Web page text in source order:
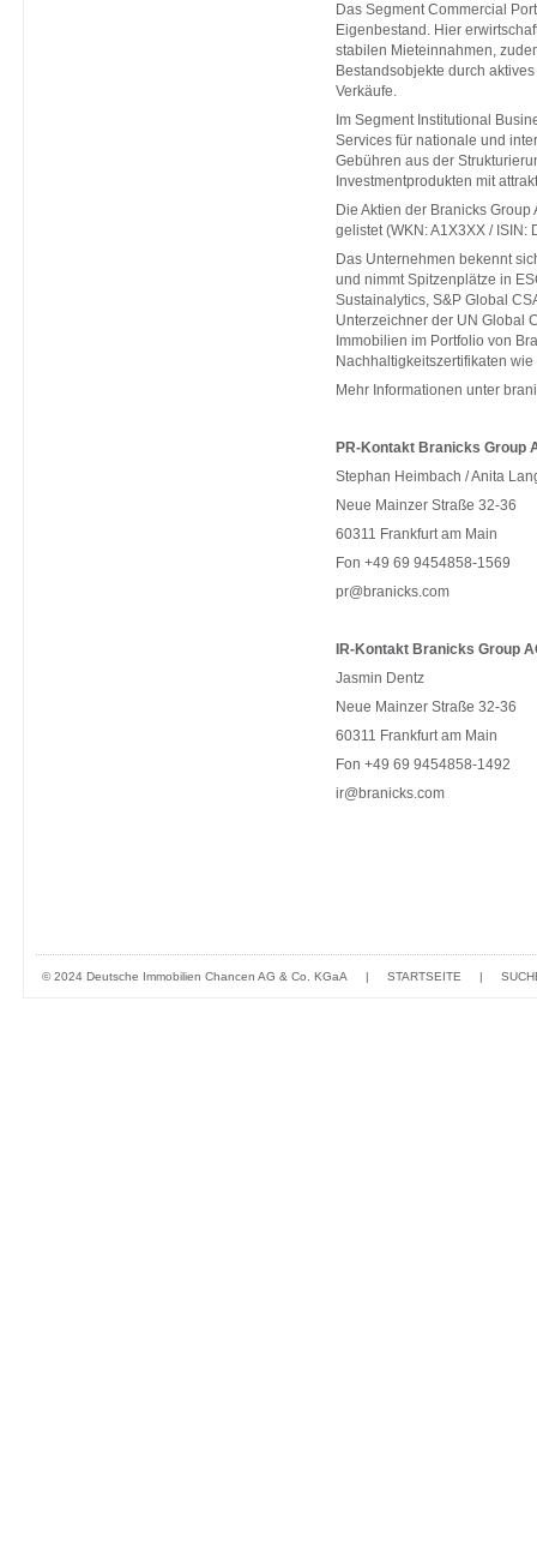
Das Segment Commercial
Eigenbestand. Hier
stabilen Mieteinnahmen,
Bestandsobjekte durch
Verkäufe.
Im Segment Institutional
Services für nationale und
Gebühren aus der
Investmentprodukten mit
Die Aktien der Branicks
gelistet (WKN: A1X3XX / ISIN:
Das Unternehmen bekennt
und nimmt Spitzenplätze in
Sustainalytics, S&P Global
Unterzeichner der UN Global
Immobilien im Portfolio von
Nachhaltigkeitszertifikaten
Mehr Informationen unter
PR-Kontakt Branicks Group
Stephan Heimbach / Anita
Neue Mainzer Straße 32-36
60311 Frankfurt am Main
Fon +49 69 9454858-1569
pr@branicks.com
IR-Kontakt Branicks Group
Jasmin Dentz
Neue Mainzer Straße 32-36
60311 Frankfurt am Main
Fon +49 69 9454858-1492
ir@branicks.com
© 2024 Deutsche Immobilien Chancen AG & Co. KGaA | STARTSEITE |